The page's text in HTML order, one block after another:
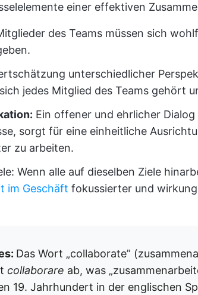
einer effektiven
des Teams müssen sich
unterschiedlicher
jedes Mitglied des Teams gehört
Ein offener und ehrlicher
sorgt für eine einheitliche
zu arbeiten.
Wenn alle auf dieselben Ziele
im Geschäft fokussierter und
Das Wort „collaborate”
collaborare ab, was
19. Jahrhundert in der englischen